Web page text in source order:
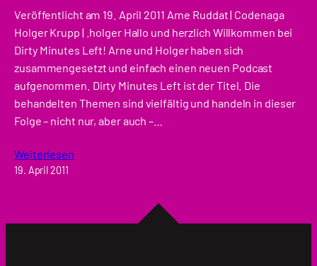
Veröffentlicht am 19. April 2011 Arne Ruddat | Codenaga
Holger Krupp | .holger Hallo und herzlich Willkommen bei
Dirty Minutes Left! Arne und Holger haben sich
zusammengesetzt und einfach einen neuen Podcast
aufgenommen. Dirty Minutes Left ist der Titel. Die
behandelten Themen sind vielfältig und handeln in dieser
Folge – nicht nur, aber auch –…
Weiterlesen
19. April 2011